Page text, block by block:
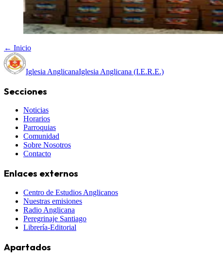
← Inicio
Iglesia AnglicanaIglesia Anglicana (I.E.R.E.)
Secciones
Noticias
Horarios
Parroquias
Comunidad
Sobre Nosotros
Contacto
Enlaces externos
Centro de Estudios Anglicanos
Nuestras emisiones
Radio Anglicana
Peregrinaje Santiago
Librería-Editorial
Apartados